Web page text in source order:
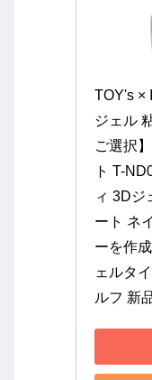
TOY's ×
ジェル
ご選択
ト T-
ィ 3Dジ
ート ネ
ーを作
ェルタ
ルフ 新